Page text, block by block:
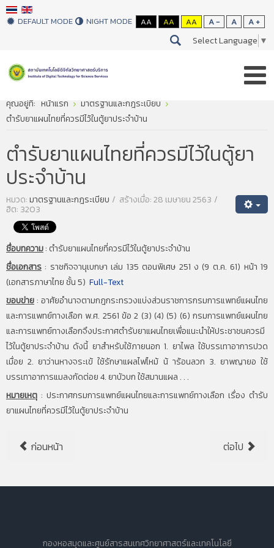
DEFAULT MODE NIGHT MODE AA AA AA A - A A +
Select Language ▼
คุณอยู่ที่: หน้าแรก
มาตรฐานและกฎระเบียบ
ตำรับยาแผนไทยที่ควรมีไว้ในตู้ยาประจำบ้าน
ตำรับยาแผนไทยที่ควรมีไว้ในตู้ยา
ประจำบ้าน
หมวด:มาตรฐานและกฎระเบียบ สร้างเมื่อ: 28 เมษายน 2563
ฮิต: 3203
ชื่อบทความ: ตำรับยาแผนไทยที่ควรมีไว้ในตู้ยาประจำบ้าน
ชื่อเอกสาร : ราชกิจจานุเบกษา เล่ม 135 ตอนพิเศษ 251 ง (9 ต.ค. 61) หน้า 19
(เอกสารภาษาไทย ชั้น 5) Full-Text
ขอบข่าย: อาศัยอำนาจตามกฎกระทรวงแบ่งส่วนราชการกรมการแพทย์แผนไทย
และการแพทย์ทางเลือก พ.ศ. 2561 ข้อ 2 (3) (4) (5) (6) กรมการแพทย์แผนไทย
และการแพทย์ทางเลือกจึงประกาศตำรับยาแผนไทยเพื่อแนะนำให้ประชาชนควรมี
ไว้ในตู้ยาประจำบ้าน ดังนี้ ยาสำหรับใช้ภายนอก 1. ยาไพล ใช้บรรเทาอาการปวด
เมื่อย 2. ยาว่านหางจระเข้ ใช้รักษาแผลไฟไหม้ น้ าร้อนลวก 3. ยาพญายอ ใช้
บรรเทาอาการแมลงกัดต่อย 4. ยาบัวบก ใช้สมานแผล . . .
หมายเหตุ : ประกาศกรมการแพทย์แผนไทยและการแพทย์ทางเลือก เรื่อง ตำรับ
ยาแผนไทยที่ควรมีไว้ในตู้ยาประจำบ้าน
ก่อนหน้า ต่อไป
กองหอสมุดและศูนย์สารสนเทศวิทยาศาสตร์และเทคโนโลยี